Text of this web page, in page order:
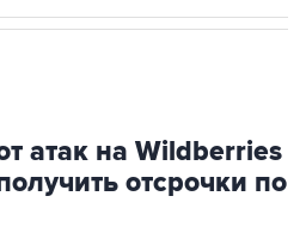
атак на Wildberries
отсрочки по